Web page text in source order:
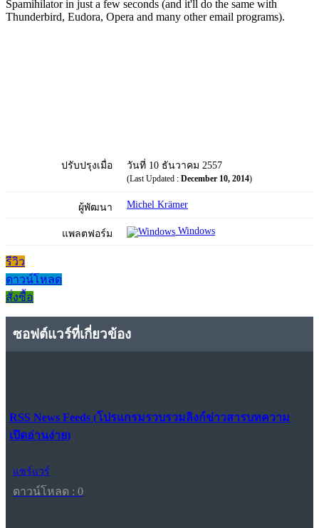
Spamihilator in just a few seconds (and it'll do the same with
Thunderbird, Eudora, Opera and many other email programs).
ปรับปรุงเมื่อ วันที่ 10 ธันวาคม 2557
(Last Updated : December 10, 2014)
ผู้พัฒนา Michel Krämer
แพลตฟอร์ม Windows
รีวิว
ดาวน์โหลด
สั่งซื้อ
ซอฟต์แวร์ที่เกี่ยวข้อง
RSS News Feeds (โปรแกรมรวบรวมลิงก์ข่าวสารบทความ
เปิดอ่านง่าย)
แชร์แวร์
ดาวน์โหลด : 0